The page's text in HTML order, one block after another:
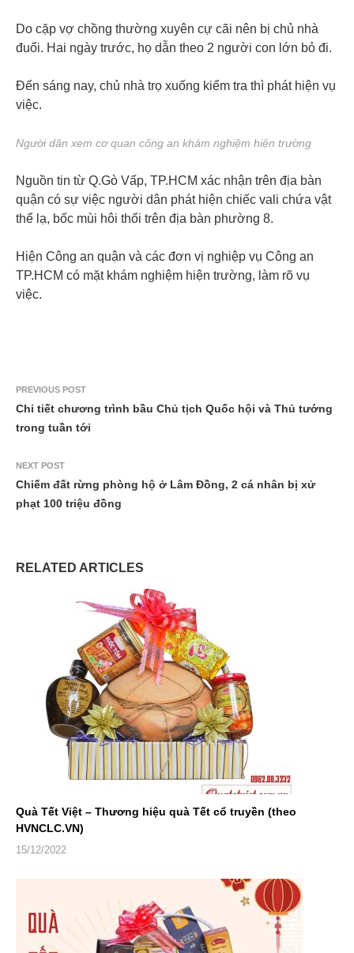
Do cặp vợ chồng thường xuyên cự cãi nên bị chủ nhà
đuổi. Hai ngày trước, họ dẫn theo 2 người con lớn bỏ đi.
Đến sáng nay, chủ nhà trọ xuống kiểm tra thì phát hiện vụ
việc.
Người dân xem cơ quan công an khám nghiệm hiện trường
Nguồn tin từ Q.Gò Vấp, TP.HCM xác nhận trên địa bàn
quận có sự việc người dân phát hiện chiếc vali chứa vật
thể lạ, bốc mùi hôi thối trên địa bàn phường 8.
Hiện Công an quận và các đơn vị nghiệp vụ Công an
TP.HCM có mặt khám nghiệm hiện trường, làm rõ vụ
việc.
PREVIOUS POST
Chi tiết chương trình bầu Chủ tịch Quốc hội và Thủ tướng
trong tuần tới
NEXT POST
Chiếm đất rừng phòng hộ ở Lâm Đồng, 2 cá nhân bị xử
phạt 100 triệu đồng
RELATED ARTICLES
Quà Tết Việt – Thương hiệu quà Tết cổ truyền (theo
HVNCLC.VN)
15/12/2022